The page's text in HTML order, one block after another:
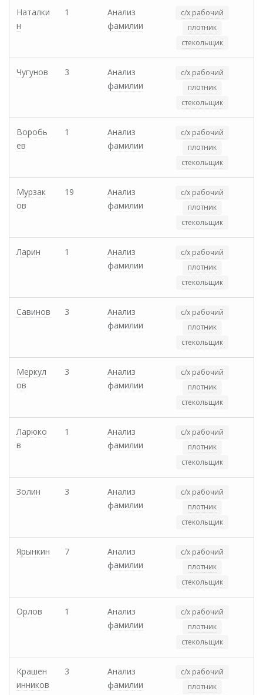
Наталки
н
1
Анализ
фамилии
с/х рабочий
плотник
стекольщик
Чугунов 3
Анализ
фамилии
с/х рабочий
плотник
стекольщик
Воробь
ев
1
Анализ
фамилии
с/х рабочий
плотник
стекольщик
Мурзак
ов
19
Анализ
фамилии
с/х рабочий
плотник
стекольщик
Ларин 1
Анализ
фамилии
с/х рабочий
плотник
стекольщик
Савинов 3
Анализ
фамилии
с/х рабочий
плотник
стекольщик
Меркул
ов
3
Анализ
фамилии
с/х рабочий
плотник
стекольщик
Ларюко
в
1
Анализ
фамилии
с/х рабочий
плотник
стекольщик
Золин 3
Анализ
фамилии
с/х рабочий
плотник
стекольщик
Ярынкин 7
Анализ
фамилии
с/х рабочий
плотник
стекольщик
Орлов 1
Анализ
фамилии
с/х рабочий
плотник
стекольщик
Крашен
инников
3
Анализ
фамилии
с/х рабочий
плотник